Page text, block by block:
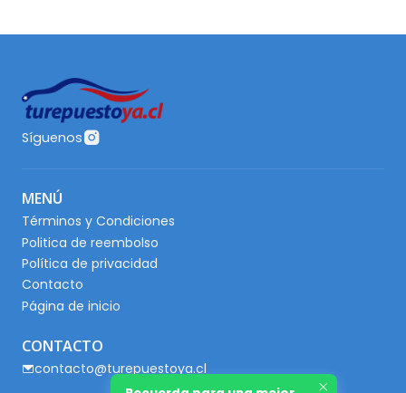
Síguenos
MENÚ
Términos y Condiciones
Politica de reembolso
Política de privacidad
Contacto
Página de inicio
CONTACTO
contacto@turepuestoya.cl